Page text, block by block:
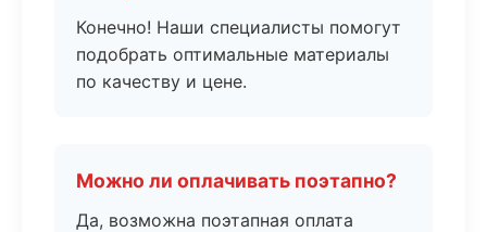
Конечно! Наши специалисты помогут
подобрать оптимальные материалы
по качеству и цене.
Можно ли оплачивать поэтапно?
Да, возможна поэтапная оплата